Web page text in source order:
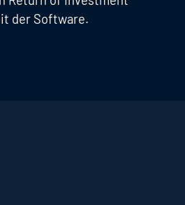
der Software.